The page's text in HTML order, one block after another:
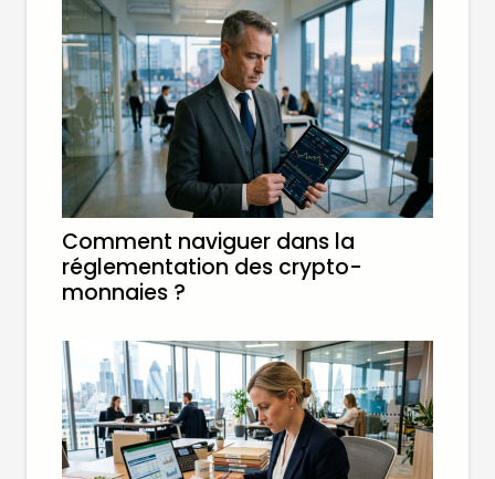
Comment naviguer dans la
réglementation des crypto-
monnaies ?